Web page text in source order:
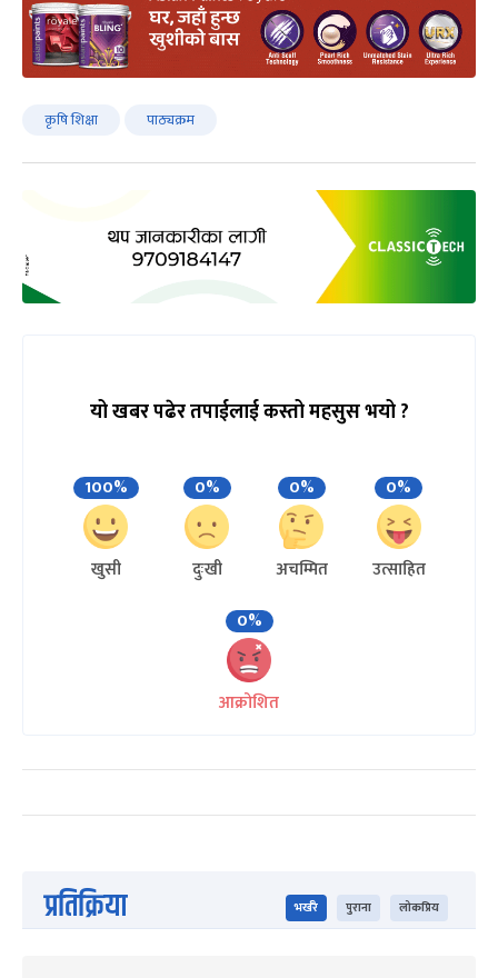
कृषि शिक्षा पाठ्यक्रम
यो खबर पढेर तपाईलाई कस्तो महसुस भयो ?
100%
खुसी
0%
दुःखी
0%
अचम्मित
0%
उत्साहित
0%
आक्रोशित
प्रतिक्रिया भर्खरै पुराना लोकप्रिय